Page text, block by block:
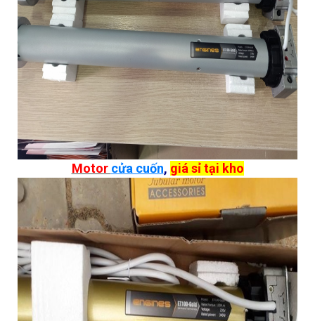
Motor cửa cuốn, giá sỉ tại kho